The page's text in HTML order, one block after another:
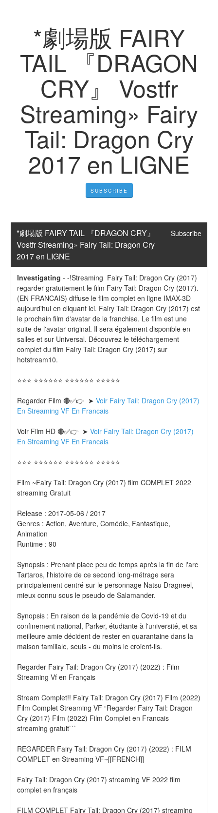
*劇場版 FAIRY
TAIL 『DRAGON
CRY』 Vostfr
Streaming» Fairy
Tail: Dragon Cry
2017 en LIGNE
SUBSCRIBE
*劇場版 FAIRY TAIL 『DRAGON CRY』
Vostfr Streaming» Fairy Tail: Dragon Cry
2017 en LIGNE
Subscribe
Investigating --!Streaming  Fairy Tail: Dragon Cry (2017)
regarder gratuitement le film Fairy Tail: Dragon Cry (2017).
(EN FRANCAIS) diffuse le film complet en ligne IMAX-3D
aujourd'hui en cliquant ici. Fairy Tail: Dragon Cry (2017) est
le prochain film d'avatar de la franchise. Le film est une
suite de l'avatar original. Il sera également disponible en
salles et sur Universal. Découvrez le téléchargement
complet du film Fairy Tail: Dragon Cry (2017) sur
hotstream10.
⭐⭐⭐ ⭐⭐⭐⭐⭐⭐ ⭐⭐⭐⭐⭐⭐ ⭐⭐⭐⭐⭐
Regarder Film 🔴✅👉  ➤ Voir Fairy Tail: Dragon Cry (2017)
En Streaming VF En Francais
Voir Film HD 🔴✅👉  ➤ Voir Fairy Tail: Dragon Cry (2017)
En Streaming VF En Francais
⭐⭐⭐ ⭐⭐⭐⭐⭐⭐ ⭐⭐⭐⭐⭐⭐ ⭐⭐⭐⭐⭐
Film ~Fairy Tail: Dragon Cry (2017) film COMPLET 2022
streaming Gratuit
Release : 2017-05-06 / 2017
Genres : Action, Aventure, Comédie, Fantastique,
Animation
Runtime : 90
Synopsis : Prenant place peu de temps après la fin de l'arc
Tartaros, l'histoire de ce second long-métrage sera
principalement centré sur le personnage Natsu Dragneel,
mieux connu sous le pseudo de Salamander.
Synopsis : En raison de la pandémie de Covid-19 et du
confinement national, Parker, étudiante à l'université, et sa
meilleure amie décident de rester en quarantaine dans la
maison familiale, seuls - du moins le croient-ils.
Regarder Fairy Tail: Dragon Cry (2017) (2022) : Film
Streaming Vf en Français
Stream Complet!! Fairy Tail: Dragon Cry (2017) Film (2022)
Film Complet Streaming VF “Regarder Fairy Tail: Dragon
Cry (2017) Film (2022) Film Complet en Francais
streaming gratuit```
REGARDER Fairy Tail: Dragon Cry (2017) (2022) : FILM
COMPLET en Streaming VF~[[FRENCH]]
Fairy Tail: Dragon Cry (2017) streaming VF 2022 film
complet en français
FILM COMPLET Fairy Tail: Dragon Cry (2017) streaming